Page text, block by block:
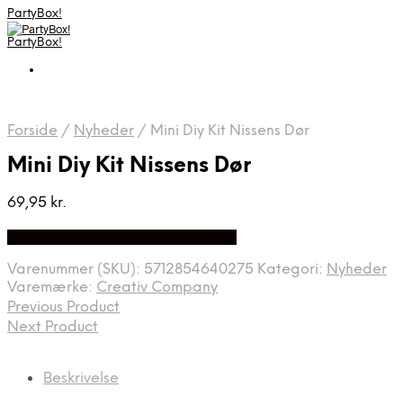
PartyBox!
PartyBox!
Forside / Nyheder / Mini Diy Kit Nissens Dør
Mini Diy Kit Nissens Dør
69,95 kr.
Varenummer (SKU): 5712854640275 Kategori: Nyheder
Varemærke: Creativ Company
Previous Product
Next Product
Beskrivelse